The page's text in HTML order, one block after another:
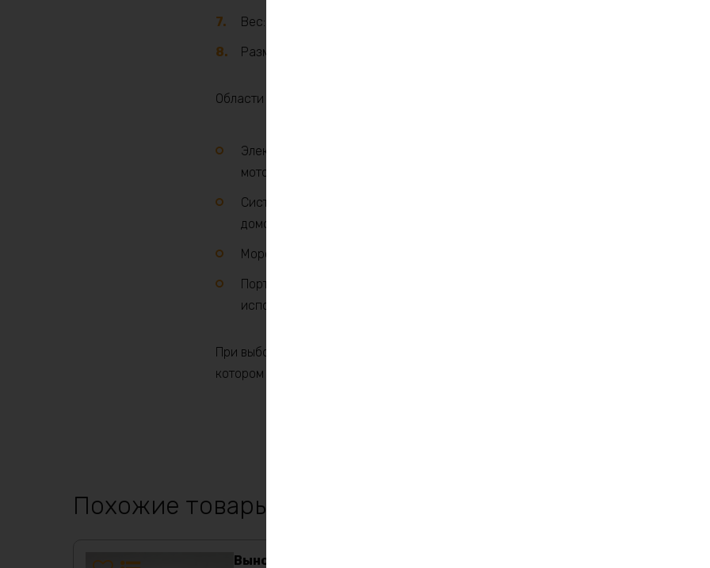
Вес: относительно легкий по сравнению с аналогичными аккумуляторами других
Размеры: определяются производителем, обычно компактны для данной емкости
Области применения:
Электрические транспортные средства: велосипеды, скутеры, гольф-кары,
мотоциклы.
Системы хранения энергии: солнечные панели, ветряные генераторы,
домов и офисов.
Морские приложения: питание электроники на лодках и яхтах.
Портативные электроинструменты и оборудование: для профессионального и
использования.
При выборе аккумулятора LiFePO4 36V 40Ah 3600W max важно учитывать
котором он будет использоваться, а также условия эксплуатации и требования к
Похожие товары
Выносной блок USB и розетка 12v